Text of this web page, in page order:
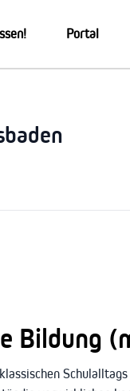
Portal
Bildung